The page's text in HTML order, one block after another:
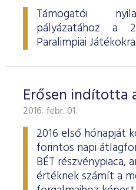
Támogatói
pályázatához a
Paralimpiai
Erősen indította
2016. febr. 01.
2016 első hónapját
forintos napi
BÉT részvénypiaca,
értéknek számít a